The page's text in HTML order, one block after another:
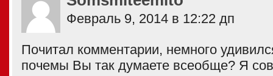
Февраль 9, 2014 в 12:22 дп
Почитал комментарии, немного
почемы Вы так думаете всеобще? Я